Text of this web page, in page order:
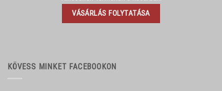
VÁSÁRLÁS FOLYTATÁSA
KÖVESS MINKET FACEBOOKON